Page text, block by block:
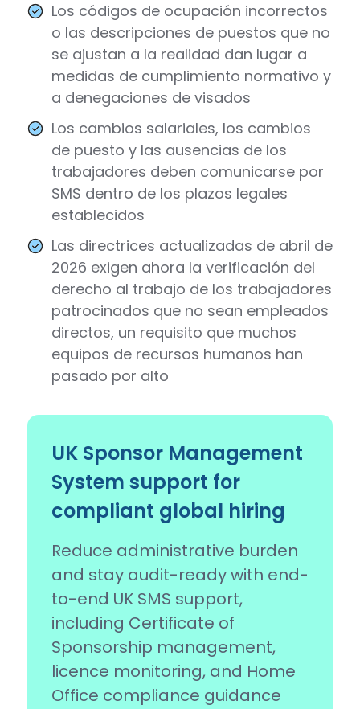
Los códigos de ocupación incorrectos
o las descripciones de puestos que no
se ajustan a la realidad dan lugar a
medidas de cumplimiento normativo y
a denegaciones de visados
Los cambios salariales, los cambios
de puesto y las ausencias de los
trabajadores deben comunicarse por
SMS dentro de los plazos legales
establecidos
Las directrices actualizadas de abril de
2026 exigen ahora la verificación del
derecho al trabajo de los trabajadores
patrocinados que no sean empleados
directos, un requisito que muchos
equipos de recursos humanos han
pasado por alto
UK Sponsor Management
System support for
compliant global hiring
Reduce administrative burden
and stay audit-ready with end-
to-end UK SMS support,
including Certificate of
Sponsorship management,
licence monitoring, and Home
Office compliance guidance